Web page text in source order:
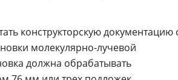
конструкторскую документацию
молекулярно-лучевой
должна обрабатывать